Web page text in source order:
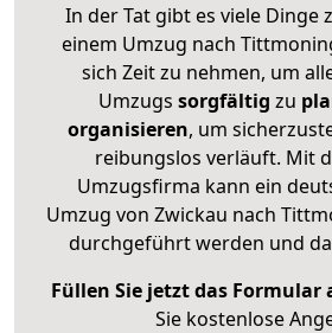
In der Tat gibt es viele Dinge
einem Umzug nach
sich Zeit zu nehmen, um
Umzugs sorgfältig zu
organisieren, um
reibungslos verläuft. Mit
Umzugsfirma kann ein
Umzug von Zwickau nach
durchgeführt werden und
Füllen Sie jetzt das Formular
Sie kostenlose